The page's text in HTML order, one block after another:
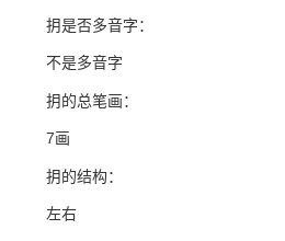
抈是否多音字：
不是多音字
抈的总笔画：
7画
抈的结构：
左右